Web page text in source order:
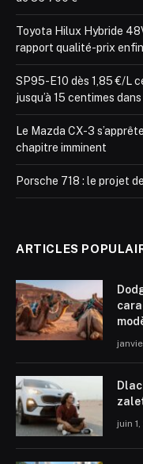
Toyota Hilux Hybride
rapport qualité-prix
SP95-E10 dès 1,85 €/L
jusqu’à 15 centimes
Le Mazda CX-3
chapitre imminent
Porsche 718 : le projet
ARTICLES
juin